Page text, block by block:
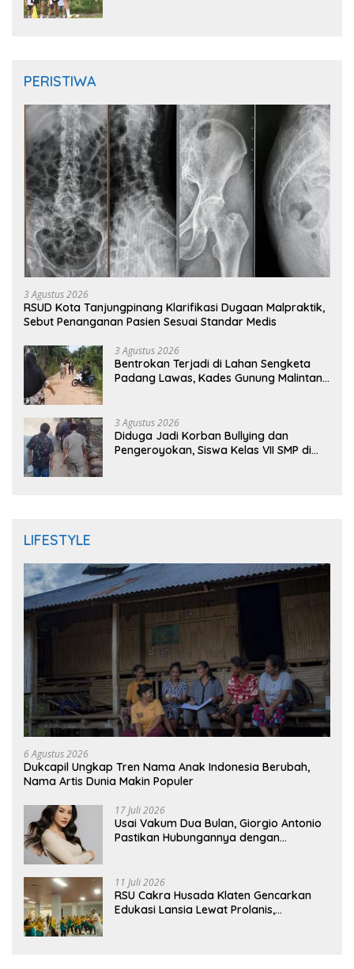
PERISTIWA
3 Agustus 2026
RSUD Kota Tanjungpinang Klarifikasi Dugaan Malpraktik,
Sebut Penanganan Pasien Sesuai Standar Medis
3 Agustus 2026
Bentrokan Terjadi di Lahan Sengketa
Padang Lawas, Kades Gunung Malintang
3 Agustus 2026
Diduga Jadi Korban Bullying dan
Pengeroyokan, Siswa Kelas VII SMP di
LIFESTYLE
6 Agustus 2026
Dukcapil Ungkap Tren Nama Anak Indonesia Berubah,
Nama Artis Dunia Makin Populer
17 Juli 2026
Usai Vakum Dua Bulan, Giorgio Antonio
Pastikan Hubungannya dengan
11 Juli 2026
RSU Cakra Husada Klaten Gencarkan
Edukasi Lansia Lewat Prolanis,